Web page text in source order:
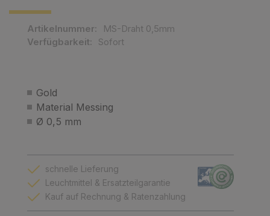
Gold
Material Messing
Ø 0,5 mm
Artikelnummer:
MS-Draht 0,5mm
Verfügbarkeit:
Sofort
schnelle Lieferung
Leuchtmittel & Ersatzteilgarantie
Kauf auf Rechnung & Ratenzahlung